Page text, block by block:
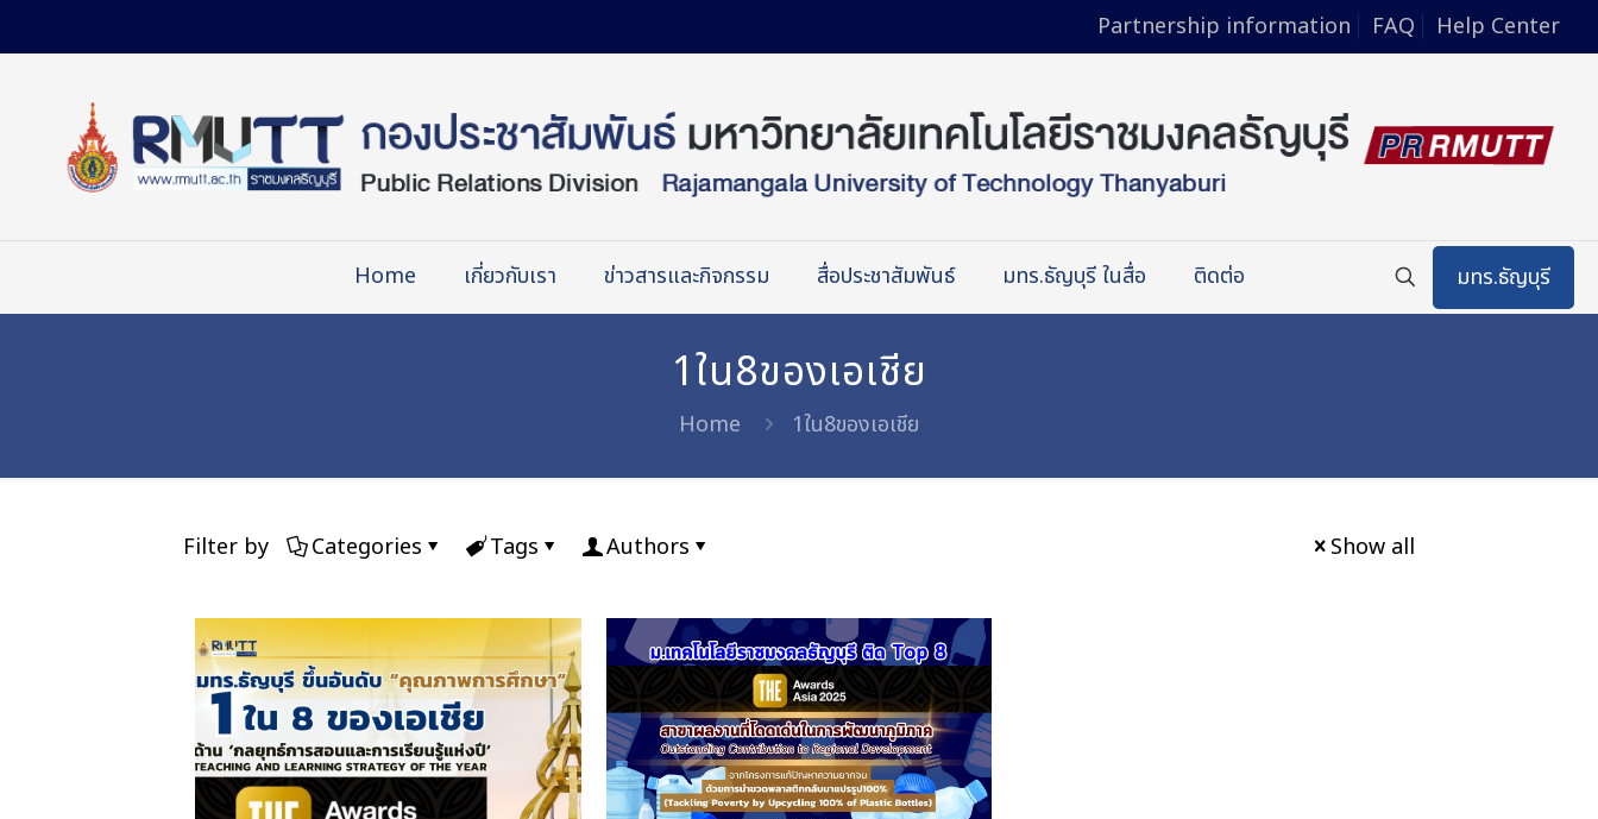
to
Partnership information FAQ Help Center
Home เกี่ยวกับเรา ข่าวสารและกิจกรรม สื่อประชาสัมพันธ์ มทร.ธัญบุรี ในสื่อ ติดต่อ มทร.ธัญบุรี
1ใน8ของเอเชีย
Home 1ใน8ของเอเชีย
Filter by Categories Tags Authors Show all